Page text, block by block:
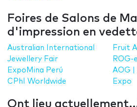
Foires de Salons de
d'impression en
Australian International
Jewellery Fair
ExpoMina Perú
CPhI Worldwide
Fruit
ROG-
AOG |
Expo
Ont lieu